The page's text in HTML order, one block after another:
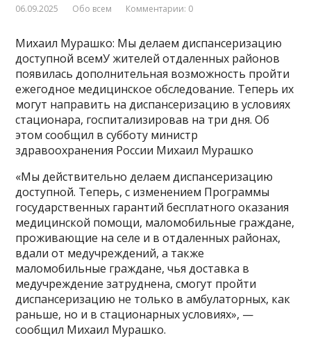
06.09.2025 Обо всем Комментарии: 0
Михаил Мурашко: Мы делаем диспансеризацию
доступной всемУ жителей отдаленных районов
появилась дополнительная возможность пройти
ежегодное медицинское обследование. Теперь их
могут направить на диспансеризацию в условиях
стационара, госпитализировав на три дня. Об
этом сообщил в субботу министр
здравоохранения России Михаил Мурашко
«Мы действительно делаем диспансеризацию
доступной. Теперь, с изменением Программы
государственных гарантий бесплатного оказания
медицинской помощи, маломобильные граждане,
проживающие на селе и в отдаленных районах,
вдали от медучреждений, а также
маломобильные граждане, чья доставка в
медучреждение затруднена, смогут пройти
диспансеризацию не только в амбулаторных, как
раньше, но и в стационарных условиях», —
сообщил Михаил Мурашко.